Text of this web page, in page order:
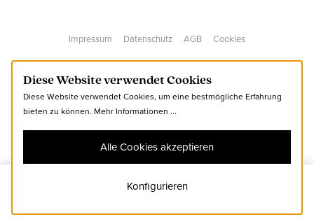
38 CHF 144.50
39 CHF 144.50
Zum Warenkorb hinzufügen
Impressum Datenschutz AGB Cookies
Diese Website verwendet Cookies
Diese Website verwendet Cookies, um eine bestmögliche Erfahrung
bieten zu können. Mehr Informationen ...
Konfigurieren
Alle Cookies akzeptieren